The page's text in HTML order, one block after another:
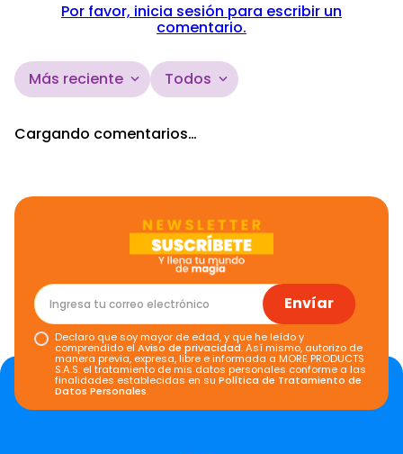
Por favor, inicia sesión para escribir un
comentario.
Más reciente Todos
Cargando comentarios…
Envíar
Declaro que soy mayor de edad, y que he leído y
comprendido elAviso de privacidad. Así mismo, autorizo de
manera previa, expresa, libre e informada a MORE PRODUCTS
S.A.S. el tratamiento de mis datos personales conforme a las
finalidades establecidas en suPolítica de Tratamiento de
Datos Personales.